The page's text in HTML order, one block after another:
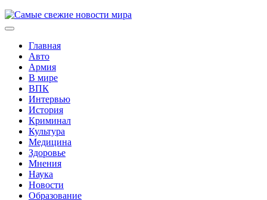
Skip
to
Expand
Главная
Авто
Армия
В мире
ВПК
Интервью
История
Криминал
Культура
Медицина
Здоровье
Мнения
Наука
Current
Page
Новости
Образование